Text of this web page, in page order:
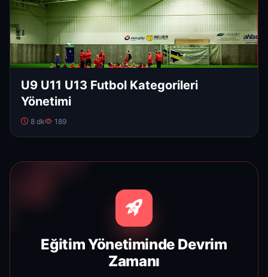
U9 U11 U13 Futbol Kategorileri
Yönetimi
8 dk 189
Eğitim Yönetiminde Devrim
Zamanı